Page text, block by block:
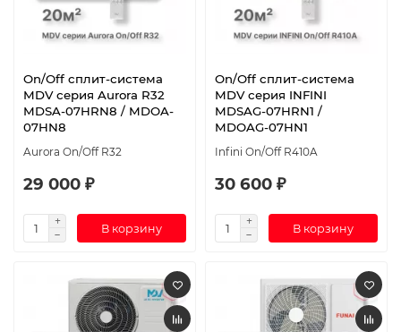
On/Off cплит-система
MDV серия Aurora R32
MDSA-07HRN8 / MDOA-
07HN8
Aurora On/Off R32
29 000 ₽
В корзину
On/Off cплит-система
MDV серия INFINI
MDSAG-07HRN1 /
MDOAG-07HN1
Infini On/Off R410A
30 600 ₽
В корзину